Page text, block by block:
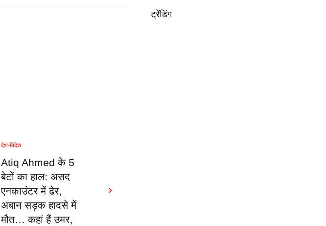
देश-विदेश
Atiq Ahmed के 5
बेटों का हाल: असद
एनकाउंटर में ढेर,
अबान सड़क हादसे में
मौत… कहां हैं उमर,
ट्रेंडिंग